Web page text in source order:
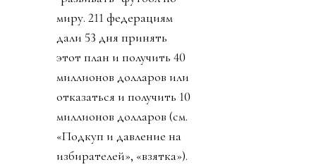
миру. 211 федерациям
дали 53 дня принять
этот план и получить 40
миллионов долларов или
отказаться и получить 10
миллионов долларов (см.
«Подкуп и давление на
избирателей», «взятка»).